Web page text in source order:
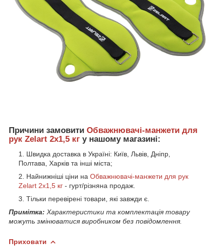
Причини замовити Обважнювачі-манжети для
рук Zelart 2x1,5 кг у нашому магазині:
Швидка доставка в Україні: Київ, Львів, Дніпр,
Полтава, Харків та інші міста;
Найнижніші ціни на Обважнювачі-манжети для рук
Zelart 2x1,5 кг - гурт/різняна продаж.
Тільки перевірені товари, які завжди є.
Примітка: Характеристики та комплектація товару
можуть змінюватися виробником без повідомлення.
Приховати